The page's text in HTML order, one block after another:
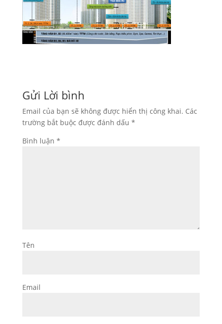
Gửi Lời bình
Email của bạn sẽ không được hiển thị công khai. Các
trường bắt buộc được đánh dấu *
Bình luận *
Tên
Email